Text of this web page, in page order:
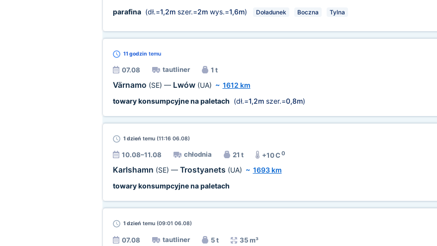
parafina(dł.=1,2mszer.=2mwys.=1,6m) Doładunek Boczna Tylna
11 godzin temu
07.08 tautliner 1 t
Värnamo (SE) — Lwów (UA) ~ 1612 km
towary konsumpcyjne na paletach (dł.=1,2mszer.=0,8m)
1 dzień temu (11:16 06.08)
10.08–11.08 chłodnia 21 t +10 C0
Karlshamn (SE) — Trostyanets (UA) ~ 1693 km
towary konsumpcyjne na paletach
1 dzień temu (09:01 06.08)
07.08 tautliner 5 t 35 m³